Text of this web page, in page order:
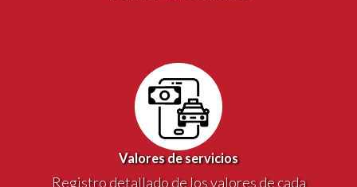
Valores de servicios
Registro detallado de los valores de cada